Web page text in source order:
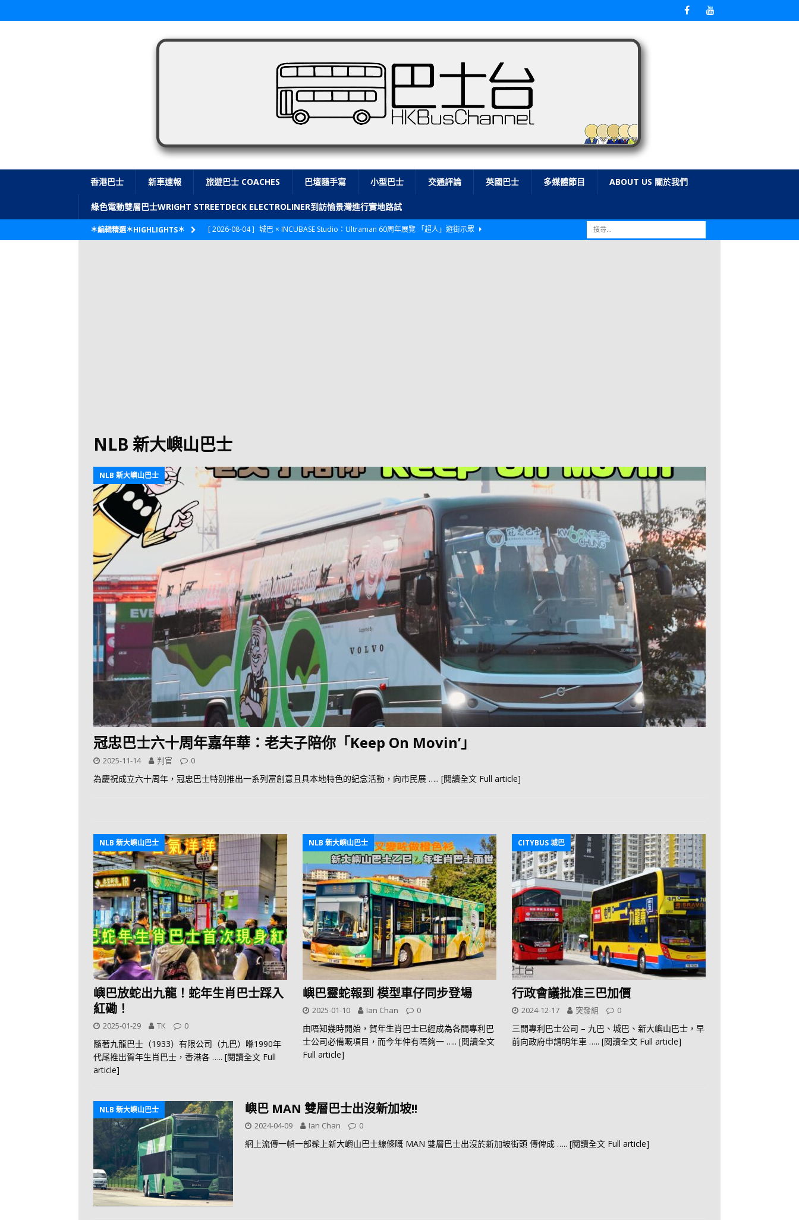
香港巴士 新車速報 旅遊巴士 COACHES 巴壇隨手寫 小型巴士 交通評論 英國巴士 多媒體節目 ABOUT US 關於我們
綠色電動雙層巴士WRIGHT STREETDECK ELECTROLINER到訪愉景灣進行實地路試
＊編輯精選＊HIGHLIGHTS＊ [ 2026-08-04 ] 城巴 × INCUBASE Studio：Ultraman 60周年展覽 「超人」遊街示眾
[ 2026-06-24 ]
[ 2026-06-23 ] 【纜車】昂坪360正式開展20周年慶典 玩轉「日與夜」好時光
MTR 港
鐵
[ 2026-06-22 ]
Adidas FIFA 世界盃 The Yard 巴士巡遊 CITYBUS 城巴
NLB 新大嶼山巴士
NLB 新大嶼山巴士
冠忠巴士六十周年嘉年華：老夫子陪你「Keep On Movin’」
2025-11-14 判官 0
為慶祝成立六十周年，冠忠巴士特別推出一系列富創意且具本地特色的紀念活動，向市民展 ….. [閱讀全文 Full article]
NLB 新大嶼山巴士
嶼巴放蛇出九龍！蛇年生肖巴士踩入
紅磡！
2025-01-29 TK 0
隨著九龍巴士（1933）有限公司（九巴）喺1990年
代尾推出賀年生肖巴士，香港各 ….. [閱讀全文 Full
article]
NLB 新大嶼山巴士
嶼巴靈蛇報到 模型車仔同步登場
2025-01-10 Ian Chan 0
由唔知幾時開始，賀年生肖巴士已經成為各間專利巴
士公司必備嘅項目，而今年仲有唔夠一 ….. [閱讀全文
Full article]
CITYBUS 城巴
行政會議批准三巴加價
2024-12-17 突發組 0
三間專利巴士公司 – 九巴、城巴、新大嶼山巴士，早
前向政府申請明年車 ….. [閱讀全文 Full article]
NLB 新大嶼山巴士 嶼巴 MAN 雙層巴士出沒新加坡!!
2024-04-09 Ian Chan 0
網上流傳一幀一部髹上新大嶼山巴士線條嘅 MAN 雙層巴士出沒於新加坡街頭 傳俾成 ….. [閱讀全文 Full article]